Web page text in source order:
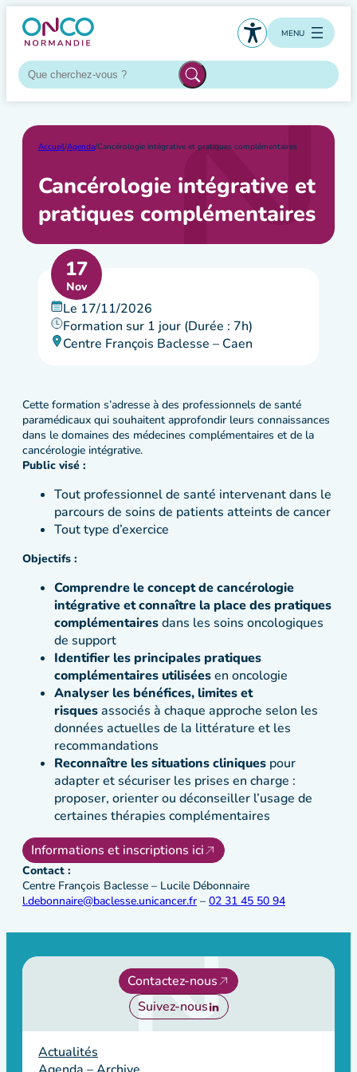
Aller
contenu
MENU
Accueil/Agenda/Cancérologie intégrative et pratiques complémentaires
Cancérologie intégrative et
pratiques complémentaires
17
Nov
Le 17/11/2026
Formation sur 1 jour (Durée : 7h)
Centre François Baclesse – Caen
Cette formation s’adresse à des professionnels de santé
paramédicaux qui souhaitent approfondir leurs connaissances
dans le domaines des médecines complémentaires et de la
cancérologie intégrative.
Public visé :
Tout professionnel de santé intervenant dans le
parcours de soins de patients atteints de cancer
Tout type d’exercice
Objectifs :
Comprendre le concept de cancérologie
intégrative et connaître la place des pratiques
complémentairesdans les soins oncologiques
de support
Identifier les principales pratiques
complémentaires utiliséesen oncologie
Analyser les bénéfices, limites et
risquesassociés à chaque approche selon les
données actuelles de la littérature et les
recommandations
Reconnaître les situations cliniques pour
adapter et sécuriser les prises en charge :
proposer, orienter ou déconseiller l’usage de
certaines thérapies complémentaires
Informations et inscriptions ici
Contact :
Centre François Baclesse – Lucile Débonnaire
l.debonnaire@baclesse.unicancer.fr – 02 31 45 50 94
Contactez-nous
Suivez-nous
Actualités